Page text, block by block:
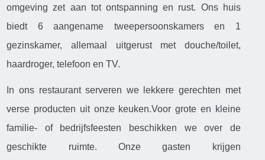
omgeving zet aan tot ontspanning en rust. Ons huis
biedt 6 aangename tweepersoonskamers en 1
gezinskamer, allemaal uitgerust met douche/toilet,
haardroger, telefoon en TV.
In ons restaurant serveren we lekkere gerechten met
verse producten uit onze keuken.Voor grote en kleine
familie- of bedrijfsfeesten beschikken we over de
geschikte ruimte. Onze gasten krijgen